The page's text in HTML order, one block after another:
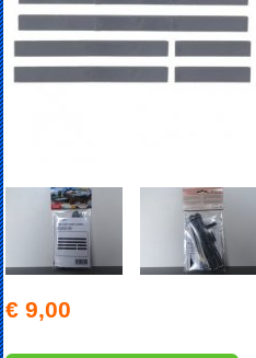
€ 9,00